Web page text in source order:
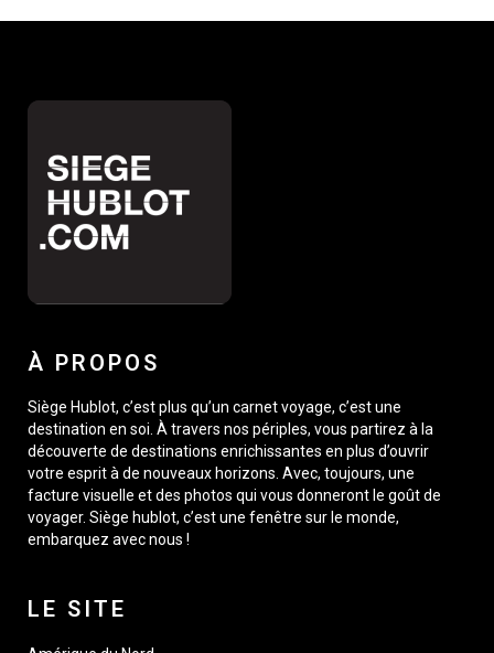
À PROPOS
Siège Hublot, c’est plus qu’un carnet voyage, c’est une
destination en soi. À travers nos périples, vous partirez à la
découverte de destinations enrichissantes en plus d’ouvrir
votre esprit à de nouveaux horizons. Avec, toujours, une
facture visuelle et des photos qui vous donneront le goût de
voyager. Siège hublot, c’est une fenêtre sur le monde,
embarquez avec nous !
LE SITE